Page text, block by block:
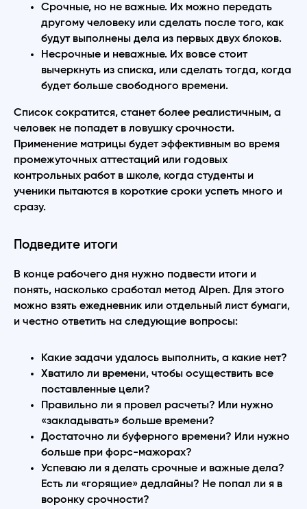
Срочные, но не важные. Их можно передать
другому человеку или сделать после того, как
будут выполнены дела из первых двух блоков.
Несрочные и неважные. Их вовсе стоит
вычеркнуть из списка, или сделать тогда, когда
будет больше свободного времени.
Список сократится, станет более реалистичным, а
человек не попадет в ловушку срочности.
Применение матрицы будет эффективным во время
промежуточных аттестаций или годовых
контрольных работ в школе, когда студенты и
ученики пытаются в короткие сроки успеть много и
сразу.
Подведите итоги
В конце рабочего дня нужно подвести итоги и
понять, насколько сработал метод Alpen. Для этого
можно взять ежедневник или отдельный лист бумаги,
и честно ответить на следующие вопросы:
Какие задачи удалось выполнить, а какие нет?
Хватило ли времени, чтобы осуществить все
поставленные цели?
Правильно ли я провел расчеты? Или нужно
«закладывать» больше времени?
Достаточно ли буферного времени? Или нужно
больше при форс-мажорах?
Успеваю ли я делать срочные и важные дела?
Есть ли «горящие» дедлайны? Не попал ли я в
воронку срочности?